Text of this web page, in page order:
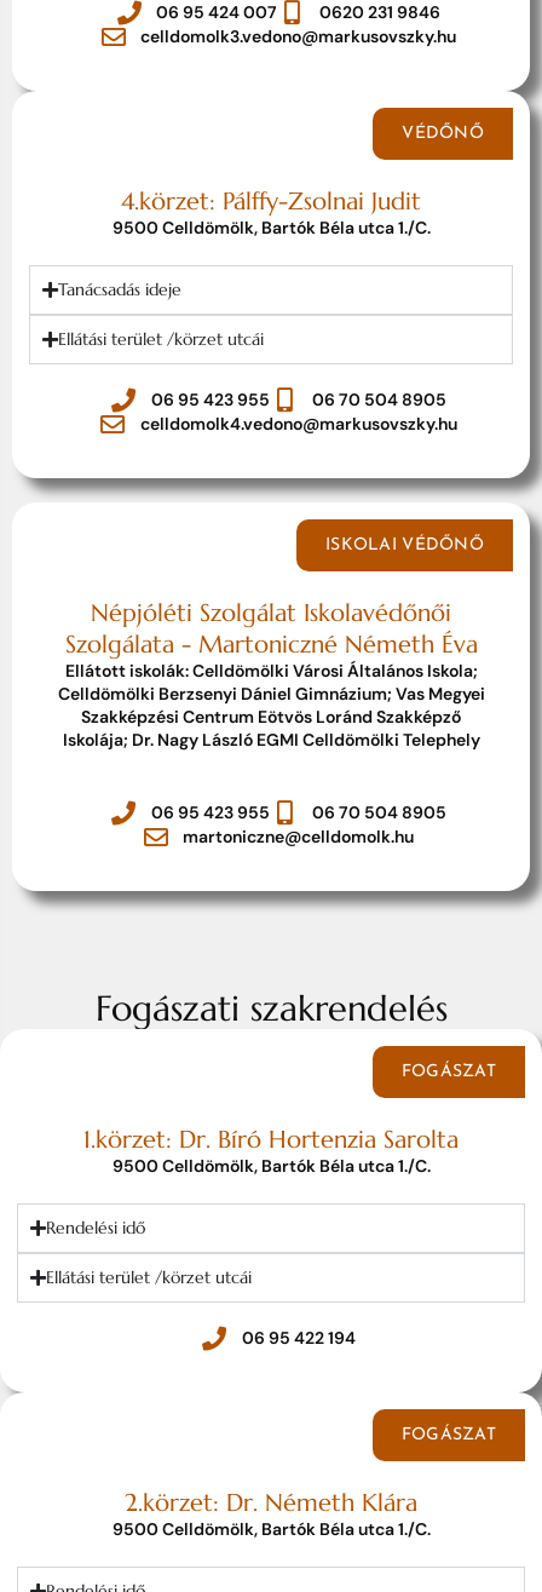
06 95 424 007
0620 231 9846
celldomolk3.vedono@markusovszky.hu
VÉDŐNŐ
4.körzet: Pálffy-Zsolnai Judit
9500 Celldömölk, Bartók Béla utca 1./C.
Tanácsadás ideje
Ellátási terület /körzet utcái
06 95 423 955
06 70 504 8905
celldomolk4.vedono@markusovszky.hu
ISKOLAI VÉDŐNŐ
Népjóléti Szolgálat Iskolavédőnői
Szolgálata - Martoniczné Németh Éva
Ellátott iskolák: Celldömölki Városi Általános Iskola;
Celldömölki Berzsenyi Dániel Gimnázium; Vas Megyei
Szakképzési Centrum Eötvös Loránd Szakképző
Iskolája; Dr. Nagy László EGMI Celldömölki Telephely
06 95 423 955
06 70 504 8905
martoniczne@celldomolk.hu
Fogászati szakrendelés
FOGÁSZAT
1.körzet: Dr. Bíró Hortenzia Sarolta
9500 Celldömölk, Bartók Béla utca 1./C.
Rendelési idő
Ellátási terület /körzet utcái
06 95 422 194
FOGÁSZAT
2.körzet: Dr. Németh Klára
9500 Celldömölk, Bartók Béla utca 1./C.